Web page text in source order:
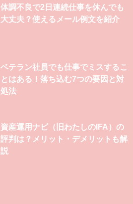
体調不良で2日連続仕事を休んでも
大丈夫？使えるメール例文を紹介
ベテラン社員でも仕事でミスするこ
とはある！落ち込む7つの要因と対
処法
資産運用ナビ（旧わたしのIFA）の
評判は？メリット・デメリットも解
説